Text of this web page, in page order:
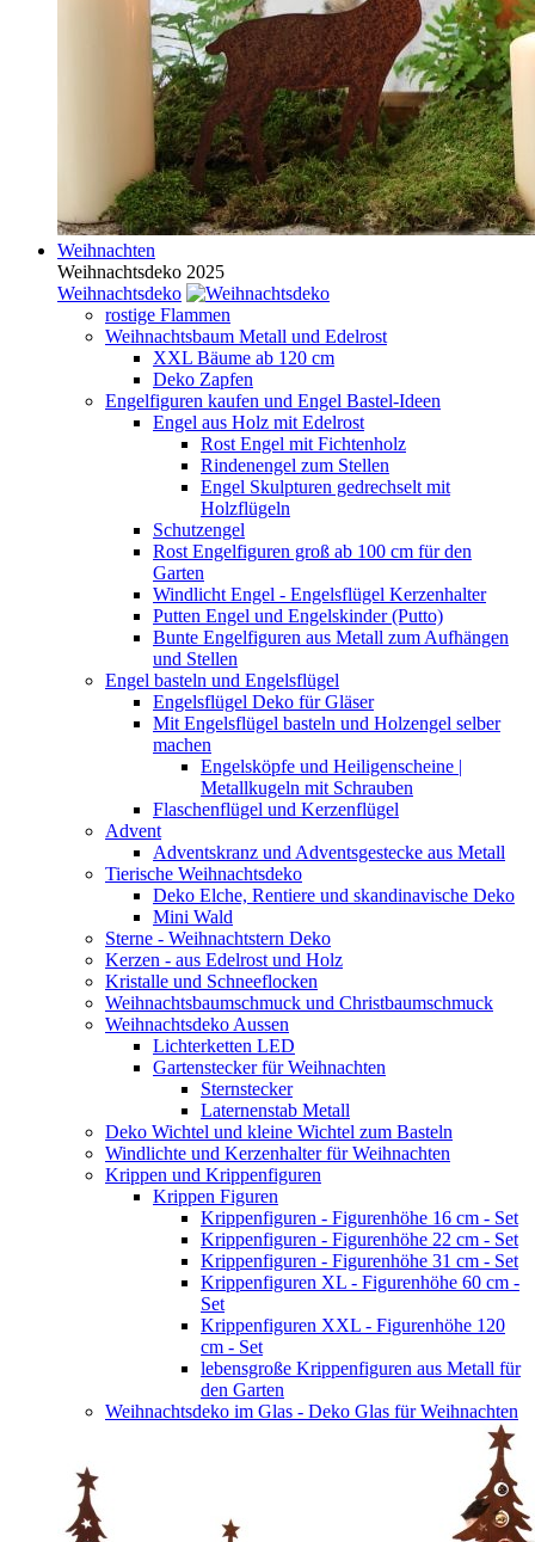
Weihnachten
Weihnachtsdeko 2025
Weihnachtsdeko
rostige Flammen
Weihnachtsbaum Metall und Edelrost
XXL Bäume ab 120 cm
Deko Zapfen
Engelfiguren kaufen und Engel Bastel-Ideen
Engel aus Holz mit Edelrost
Rost Engel mit Fichtenholz
Rindenengel zum Stellen
Engel Skulpturen gedrechselt mit
Holzflügeln
Schutzengel
Rost Engelfiguren groß ab 100 cm für den
Garten
Windlicht Engel - Engelsflügel Kerzenhalter
Putten Engel und Engelskinder (Putto)
Bunte Engelfiguren aus Metall zum Aufhängen
und Stellen
Engel basteln und Engelsflügel
Engelsflügel Deko für Gläser
Mit Engelsflügel basteln und Holzengel selber
machen
Engelsköpfe und Heiligenscheine |
Metallkugeln mit Schrauben
Flaschenflügel und Kerzenflügel
Advent
Adventskranz und Adventsgestecke aus Metall
Tierische Weihnachtsdeko
Deko Elche, Rentiere und skandinavische Deko
Mini Wald
Sterne - Weihnachtstern Deko
Kerzen - aus Edelrost und Holz
Kristalle und Schneeflocken
Weihnachtsbaumschmuck und Christbaumschmuck
Weihnachtsdeko Aussen
Lichterketten LED
Gartenstecker für Weihnachten
Sternstecker
Laternenstab Metall
Deko Wichtel und kleine Wichtel zum Basteln
Windlichte und Kerzenhalter für Weihnachten
Krippen und Krippenfiguren
Krippen Figuren
Krippenfiguren - Figurenhöhe 16 cm - Set
Krippenfiguren - Figurenhöhe 22 cm - Set
Krippenfiguren - Figurenhöhe 31 cm - Set
Krippenfiguren XL - Figurenhöhe 60 cm -
Set
Krippenfiguren XXL - Figurenhöhe 120
cm - Set
lebensgroße Krippenfiguren aus Metall für
den Garten
Weihnachtsdeko im Glas - Deko Glas für Weihnachten